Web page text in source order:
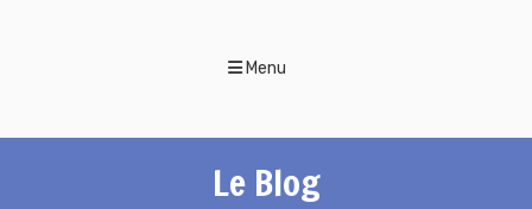
Menu
Le Blog